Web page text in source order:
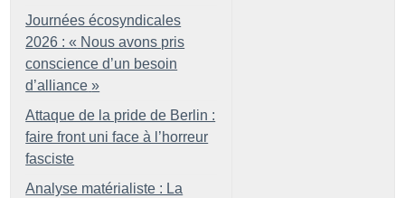
Journées écosyndicales
2026 : « Nous avons pris
conscience d’un besoin
d’alliance »
Attaque de la pride de Berlin :
faire front uni face à l’horreur
fasciste
Analyse matérialiste : La